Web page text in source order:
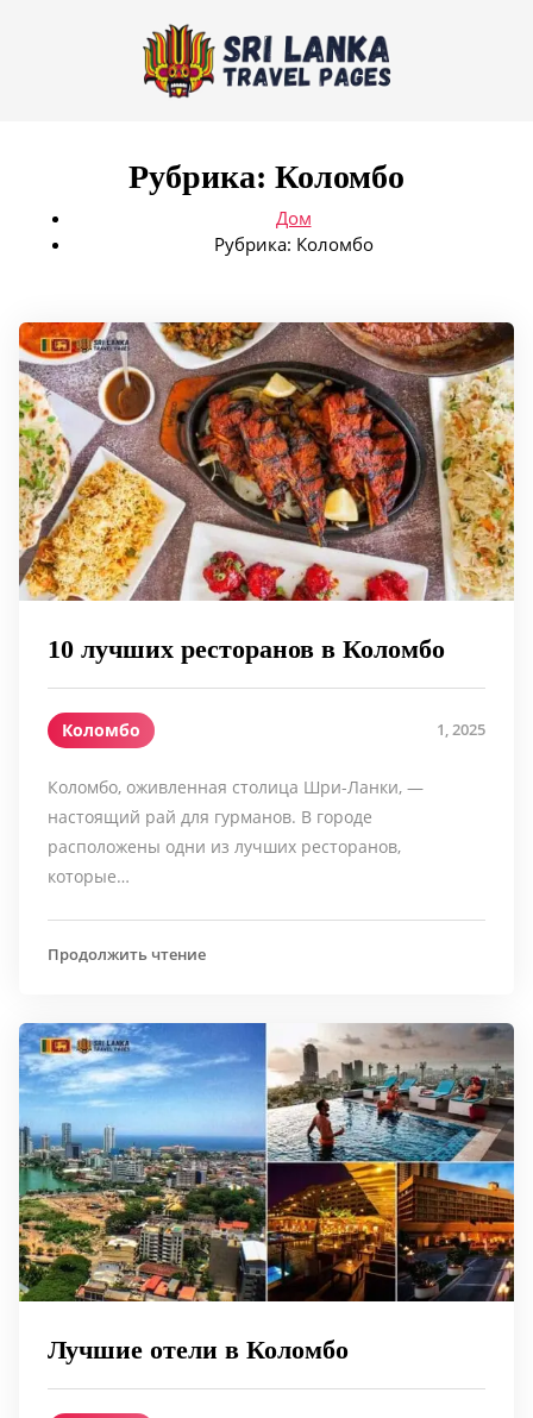
Рубрика: Коломбо
Дом
Рубрика: Коломбо
10 лучших ресторанов в Коломбо
Коломбо 1, 2025
Коломбо, оживленная столица Шри-Ланки, —
настоящий рай для гурманов. В городе
расположены одни из лучших ресторанов,
которые…
Продолжить чтение
Лучшие отели в Коломбо